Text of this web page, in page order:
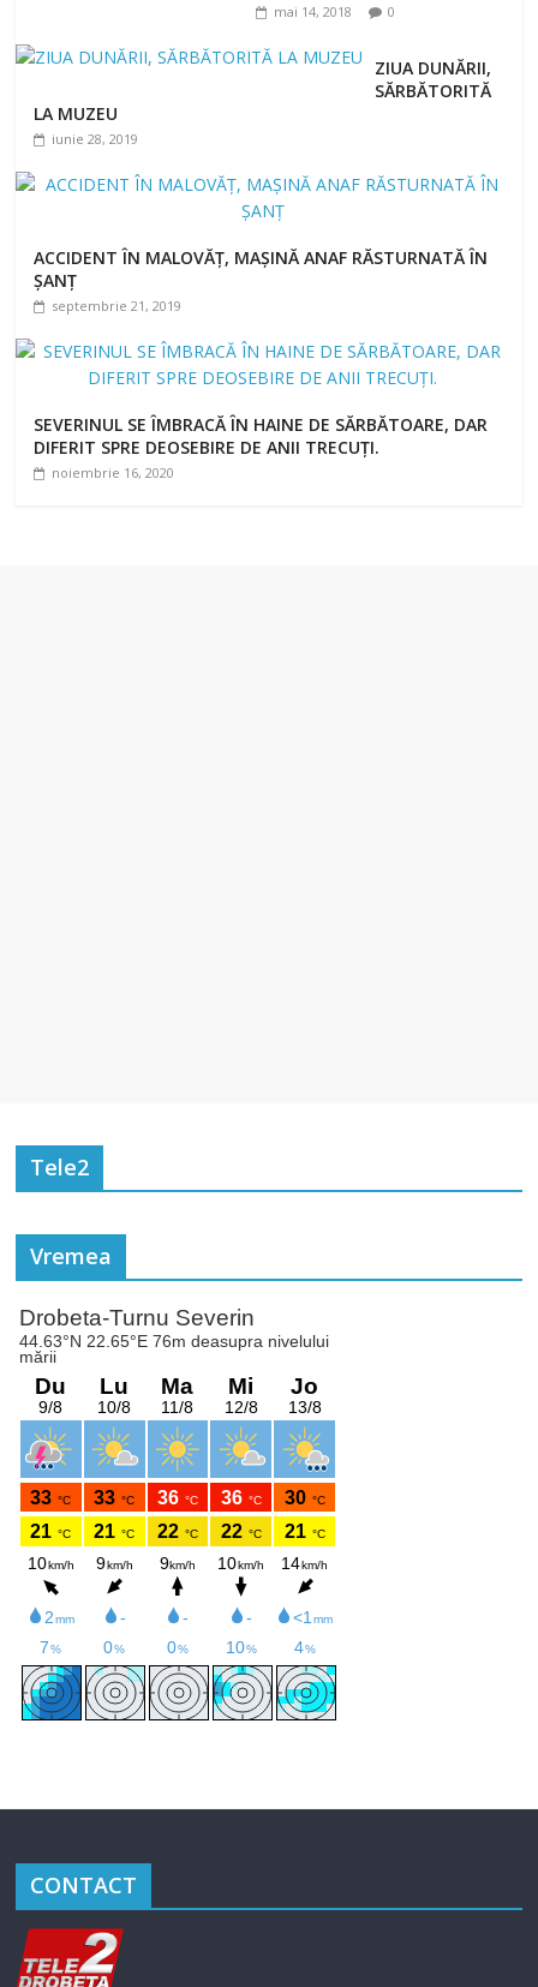
mai 14, 2018 0
ZIUA DUNĂRII,
SĂRBĂTORITĂ
LA MUZEU
iunie 28, 2019
ACCIDENT ÎN MALOVĂȚ, MAȘINĂ ANAF RĂSTURNATĂ ÎN
ȘANȚ
septembrie 21, 2019
SEVERINUL SE ÎMBRACĂ ÎN HAINE DE SĂRBĂTOARE, DAR
DIFERIT SPRE DEOSEBIRE DE ANII TRECUȚI.
noiembrie 16, 2020
Tele2
Vremea
CONTACT